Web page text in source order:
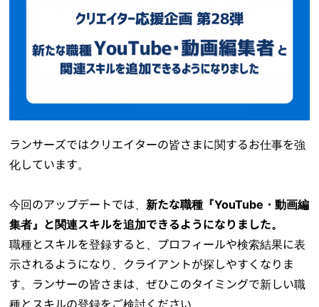
ランサーズではクリエイターの皆さまに関するお仕事を強
化しています。
今回のアップデートでは、新たな職種『YouTube・動画編
集者』と関連スキルを追加できるようになりました。
職種とスキルを登録すると、プロフィールや検索結果に表
示されるようになり、クライアントが探しやすくなりま
す。ランサーの皆さまは、ぜひこのタイミングで新しい職